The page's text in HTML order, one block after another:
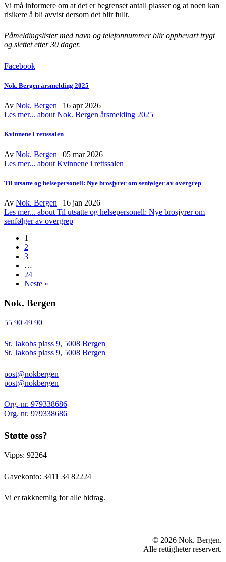
Vi må informere om at det er begrenset antall plasser og at noen kan
risikere å bli avvist dersom det blir fullt.
Påmeldingslister med navn og telefonnummer blir oppbevart trygt
og slettet etter 30 dager.
Facebook
Nok. Bergen årsmelding 2025
Av Nok. Bergen | 16 apr 2026
Les mer... about Nok. Bergen årsmelding 2025
Kvinnene i rettssalen
Av Nok. Bergen | 05 mar 2026
Les mer... about Kvinnene i rettssalen
Til utsatte og helsepersonell: Nye brosjyrer om senfølger av overgrep
Av Nok. Bergen | 16 jan 2026
Les mer... about Til utsatte og helsepersonell: Nye brosjyrer om
senfølger av overgrep
1
2
3
…
24
Neste »
Nok. Bergen
55 90 49 90
St. Jakobs plass 9, 5008 Bergen
St. Jakobs plass 9, 5008 Bergen
post@nokbergen
post@nokbergen
Org. nr. 979338686
Org. nr. 979338686
Støtte oss?
Vipps: 92264
Gavekonto: 3411 34 82224
Vi er takknemlig for alle bidrag.
© 2026 Nok. Bergen.
Alle rettigheter reservert.